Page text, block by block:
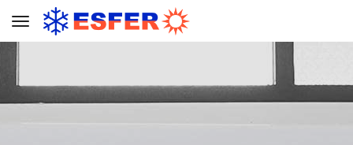
Toggle navigation